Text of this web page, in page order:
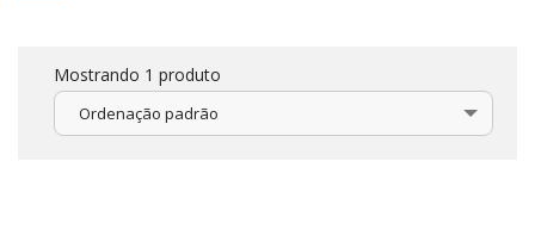
Mostrando 1 produto
Ordenação padrão